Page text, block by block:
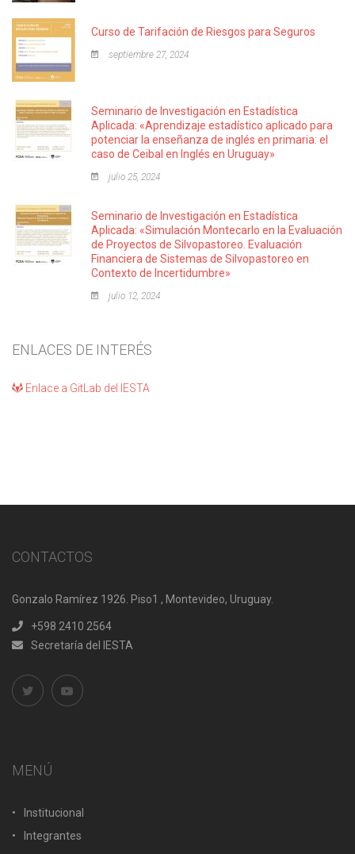
Curso de Tarifación de Riesgos para Seguros
septiembre 27, 2024
Seminario de Investigación en Estadística
Aplicada: «Aprendizaje estadístico aplicado para
potenciar la enseñanza de inglés en primaria: el
caso de Ceibal en Inglés en Uruguay»
julio 25, 2024
Seminario de Investigación en Estadística
Aplicada: «Simulación Montecarlo en la Evaluación
de Proyectos de Silvopastoreo. Evaluación
Financiera de Sistemas de Silvopastoreo en
Contexto de Incertidumbre»
julio 12, 2024
ENLACES DE INTERÉS
Enlace a GitLab del IESTA
CONTACTOS
Gonzalo Ramírez 1926. Piso1 , Montevideo, Uruguay.
+598 2410 2564
Secretaría del IESTA
MENÚ
Institucional
Integrantes